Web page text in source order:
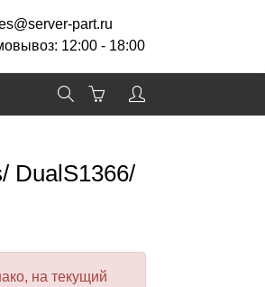
part.ru
12:00 - 18:00
DualS1366/
на текущий